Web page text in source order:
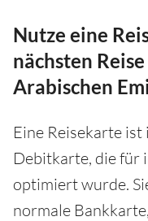
Nutze eine
nächsten
Arabischen
Eine Reisekarte
Debitkarte, die für
optimiert wurde.
normale